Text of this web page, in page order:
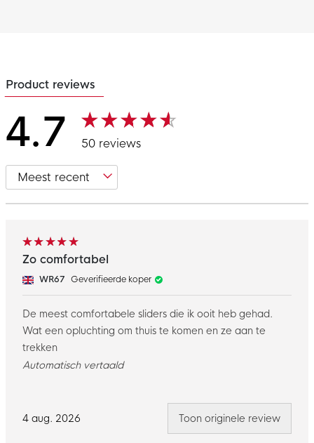
Product reviews
4.7 50 reviews
4 aug. 2026
Zo comfortabel
WR67 Geverifieerde koper
De meest comfortabele sliders die ik ooit heb gehad.
Wat een opluchting om thuis te komen en ze aan te
trekken
Automatisch vertaald
Toon originele review